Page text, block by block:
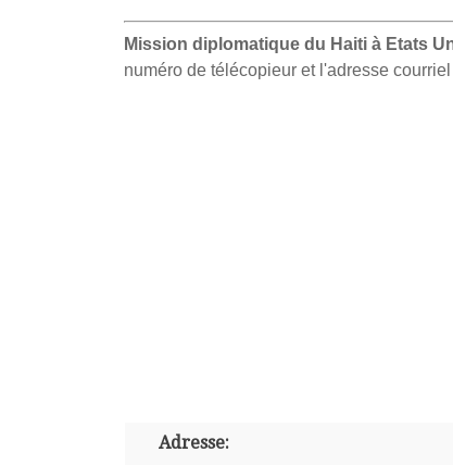
Mission diplomatique du Haiti à Etats
numéro de télécopieur et l'adresse
Adresse: